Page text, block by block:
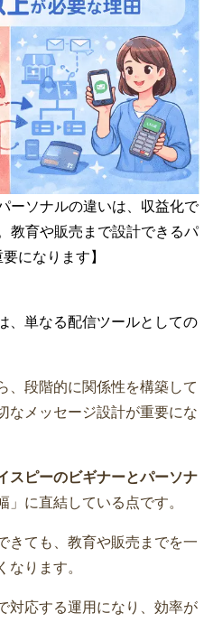
ーソナルの違いは、収益化で
教育や販売まで設計できるパ
になります】
、単なる配信ツールとしての
、段階的に関係性を構築して
なメッセージ設計が重要にな
スピーのビギナーとパーソナ
」に直結している点です。
きても、教育や販売までを一
なります。
対応する運用になり、効率が